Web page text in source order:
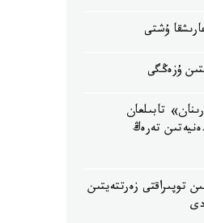
ۇزەڭگى
تابىلعان
تەرەڭ
توپىراقتى زەرتتەيتىن